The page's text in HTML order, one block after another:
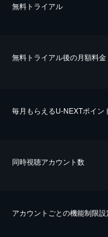
無料トライアル
無料トライアル後の⽉額料金
毎⽉もらえるU-NEXTポイン
同時視聴アカウント数
アカウントごとの機能制限設